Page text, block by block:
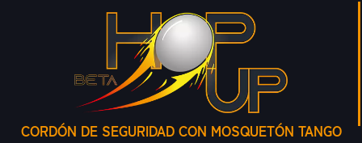
CORDÓN DE SEGURIDAD CON MOSQUETÓN TANGO